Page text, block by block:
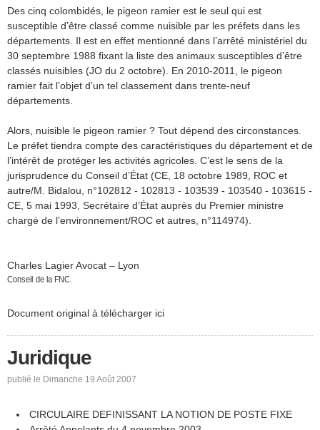
Des cinq colombidés, le pigeon ramier est le seul qui est
susceptible d’être classé comme nuisible par les préfets dans les
départements. Il est en effet mentionné dans l’arrêté ministériel du
30 septembre 1988 fixant la liste des animaux susceptibles d’être
classés nuisibles (JO du 2 octobre). En 2010-2011, le pigeon
ramier fait l’objet d’un tel classement dans trente-neuf
départements.
Alors, nuisible le pigeon ramier ? Tout dépend des circonstances.
Le préfet tiendra compte des caractéristiques du département et de
l’intérêt de protéger les activités agricoles. C’est le sens de la
jurisprudence du Conseil d’État (CE, 18 octobre 1989, ROC et
autre/M. Bidalou, n°102812 - 102813 - 103539 - 103540 - 103615 -
CE, 5 mai 1993, Secrétaire d’État auprès du Premier ministre
chargé de l’environnement/ROC et autres, n°114974).
Charles Lagier Avocat – Lyon
Conseil de la FNC.
Document original à télécharger ici
Juridique
publié le Dimanche 19 Août 2007
CIRCULAIRE DEFINISSANT LA NOTION DE POSTE FIXE